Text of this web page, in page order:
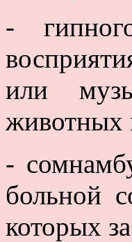
-
или
животных
-
больной
которых